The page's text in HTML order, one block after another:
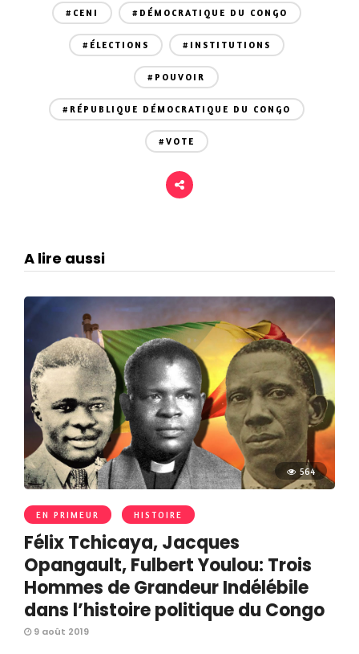
#CENI #DÉMOCRATIQUE DU CONGO
#ÉLECTIONS #INSTITUTIONS
#POUVOIR
#RÉPUBLIQUE DÉMOCRATIQUE DU CONGO
#VOTE
A lire aussi
564
EN PRIMEUR HISTOIRE
Félix Tchicaya, Jacques
Opangault, Fulbert Youlou: Trois
Hommes de Grandeur Indélébile
dans l’histoire politique du Congo
9 août 2019